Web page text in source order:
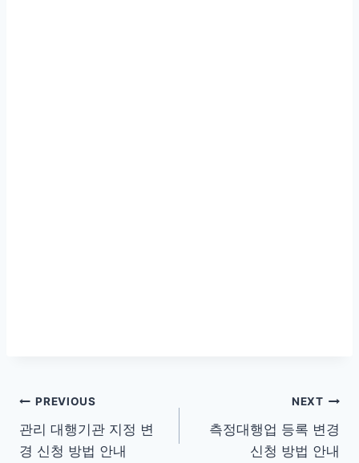
글
탐
PREVIOUS
관리 대행기관 지정 변
경 신청 방법 안내
NEXT
측정대행업 등록 변경
신청 방법 안내